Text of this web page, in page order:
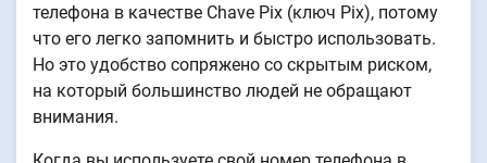
телефона в качестве Chave Pix (ключ Pix), потому
что его легко запомнить и быстро использовать.
Но это удобство сопряжено со скрытым риском,
на который большинство людей не обращают
внимания.